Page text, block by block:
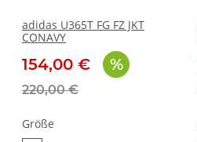
adidas U365T FG FZ JKT
CONAVY
154,00 €
220,00 €
Größe